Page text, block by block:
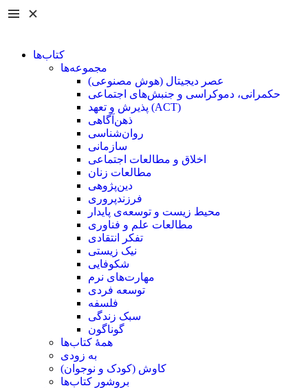
کتاب‌ها
مجموعه‌ها
عصر دیجیتال (هوش مصنوعی)
حکمرانی، دموکراسی و جنبش‌های اجتماعی
پذیرش و تعهد (ACT)
ذهن‌آگاهی
روان‌شناسی
سازمانی
اخلاق و مطالعات اجتماعی
مطالعات زنان
دین‌پژوهی
فرزند‌پروری
محیط زیست و توسعه‌ی پایدار
مطالعات علم و فناوری
تفکر انتقادی
نیک زیستی
شکوفایی
مهارت‌های نرم
توسعه فردی
فلسفه
سبک زندگی
گوناگون
همۀ کتاب‌ها
به زودی
کاوش (کودک و ‌نوجوان)
بروشور کتاب‌ها